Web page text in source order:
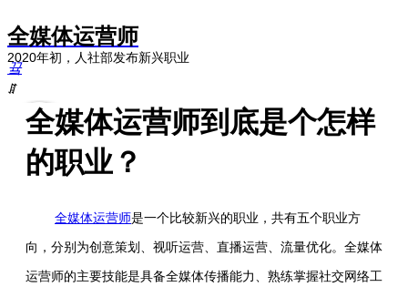
全媒体运营师
2020年初，人社部发布新兴职业
끀
ꁲ
首
页
职
业
布
业
定
全媒体运营师到底是个怎样
的职业？
全媒体运营师是一个比较新兴的职业，共有五个职业方
向，分别为创意策划、视听运营、直播运营、流量优化。全媒体
运营师的主要技能是具备全媒体传播能力、熟练掌握社交网络工